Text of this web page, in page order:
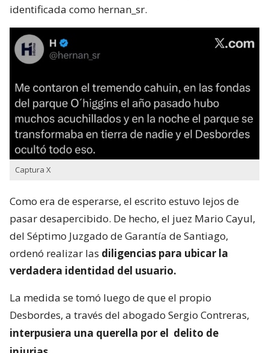
identificada como hernan_sr.
Captura X
Como era de esperarse, el escrito estuvo lejos de
pasar desapercibido. De hecho, el juez Mario Cayul,
del Séptimo Juzgado de Garantía de Santiago,
ordenó realizar las diligencias para ubicar la
verdadera identidad del usuario.
La medida se tomó luego de que el propio
Desbordes, a través del abogado Sergio Contreras,
interpusiera una querella por el delito de